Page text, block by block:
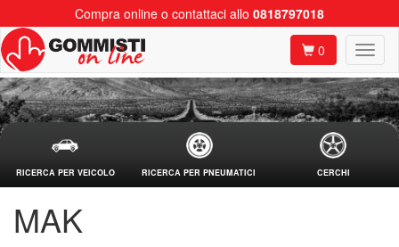
Compra online o contattaci allo 0818797018
0
RICERCA PER VEICOLO RICERCA PER PNEUMATICI CERCHI
MAK